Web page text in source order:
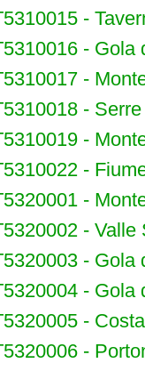
-
- Gola
-
-
-
-
-
- Valle
- Gola
- Gola
-
-